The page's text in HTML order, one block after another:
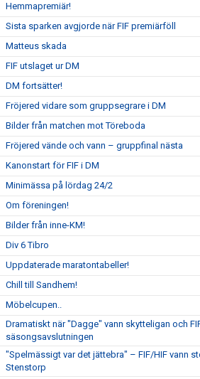
Hemmapremiär!
Sista sparken avgjorde när FIF premiärföll
Matteus skada
FIF utslaget ur DM
DM fortsätter!
Fröjered vidare som gruppsegrare i DM
Bilder från matchen mot Töreboda
Fröjered vände och vann – gruppfinal nästa
Kanonstart för FIF i DM
Minimässa på lördag 24/2
Om föreningen!
Bilder från inne-KM!
Div 6 Tibro
Uppdaterade maratontabeller!
Chill till Sandhem!
Möbelcupen..
Dramatiskt när "Dagge" vann skytteligan och
säsongsavslutningen
"Spelmässigt var det jättebra" – FIF/HIF vann
Stenstorp